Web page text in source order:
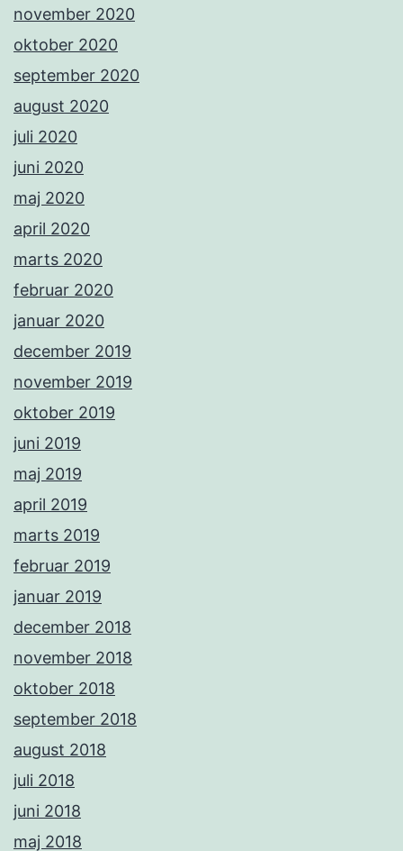
november 2020
oktober 2020
september 2020
august 2020
juli 2020
juni 2020
maj 2020
april 2020
marts 2020
februar 2020
januar 2020
december 2019
november 2019
oktober 2019
juni 2019
maj 2019
april 2019
marts 2019
februar 2019
januar 2019
december 2018
november 2018
oktober 2018
september 2018
august 2018
juli 2018
juni 2018
maj 2018